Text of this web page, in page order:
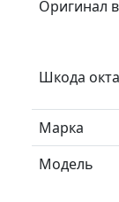
Оригинал
Шкода
Марка
Модель